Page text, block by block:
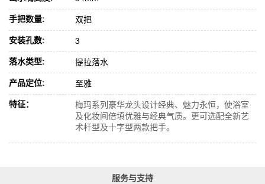
手把数量: 双把
安装孔数: 3
落水类型: 提拉落水
产品定位: 至雅
特征：
梅玛系列豪华龙头设计经典、魅力永恒，使浴室
及化妆间倍填优雅与经典气质。更可选配全新艺
术杆型及十字型两款把手。
服务与支持